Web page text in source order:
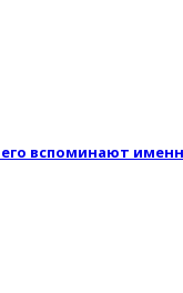
вспоминают